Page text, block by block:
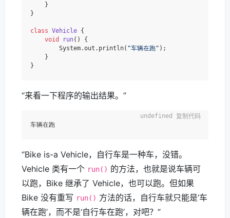
    }
}
class Vehicle {
void
run()
{
        System.out.println(
"车辆在跑" );
    }
“来看一下程序的输出结果。”
复制代码
“Bike is-a Vehicle，自行车是一种车，没错。
Vehicle 类有一个 run() 的方法，也就是说车辆可
以跑，Bike 继承了 Vehicle，也可以跑。但如果
Bike 没有重写 run() 方法的话，自行车就只能是‘车
辆在跑’，而不是‘自行车在跑’，对吧？”